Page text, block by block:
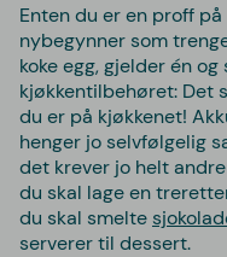
Enten du er en proff
nybegynner som
koke egg, gjelder én
kjøkkentilbehøret: Det
du er på kjøkkenet!
henger jo selvfølgelig
det krever jo helt andre
du skal lage en
du skal smelte
serverer til dessert.